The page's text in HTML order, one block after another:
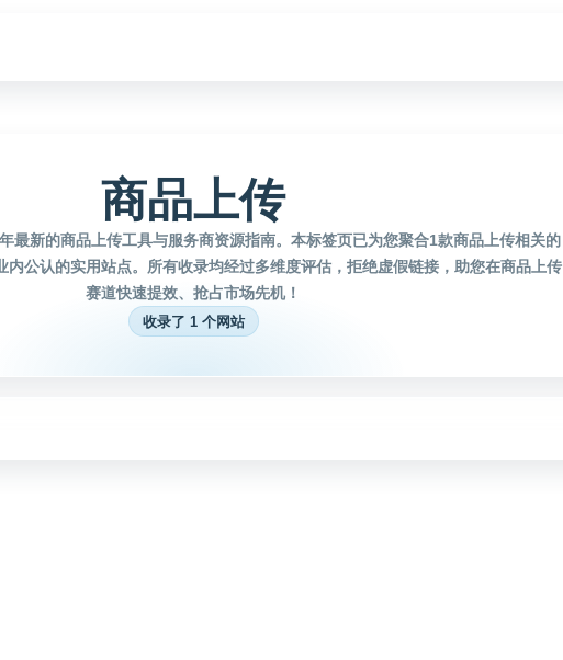
商品上传
最新的商品上传工具与服务商资源指南。本标签页已为您聚合1款商品上传相关的
内公认的实用站点。所有收录均经过多维度评估，拒绝虚假链接，助您在商品上传
赛道快速提效、抢占市场先机！
收录了 1 个网站